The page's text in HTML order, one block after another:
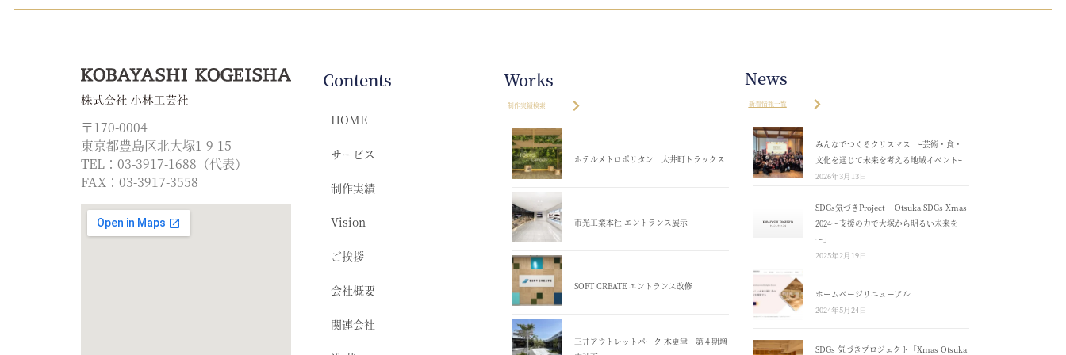
〒170-0004
東京都豊島区北大塚1-9-15
TEL：03-3917-1688（代表）
FAX：03-3917-3558
Contents
HOME
サービス
制作実績
Vision
ご挨拶
会社概要
関連会社
Works
制作実績検索
ホテルメトロポリタン 大井町トラックス
市光工業本社 エントランス展示
SOFT CREATE エントランス改修
三井アウトレットパーク 木更津 第４期増
News
新着情報一覧
みんなでつくるクリスマス ｰ芸術・食・
文化を通じて未来を考える地域イベントｰ
2026年3月13日
SDGs気づきProject 「Otsuka SDGs Xmas
2024～支援の力で大塚から明るい未来を
～」
2025年2月19日
ホームページリニューアル
2024年5月24日
SDGs 気づきプロジェクト「Xmas Otsuka